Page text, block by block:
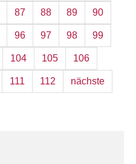
87 88 89 90
96 97 98 99
104 105 106
111 112 nächste